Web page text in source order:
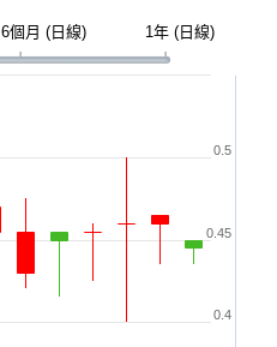
6個月 (日線) 1年 (日線)